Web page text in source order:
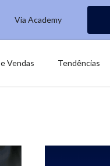
Via Academy
Vendas Tendências